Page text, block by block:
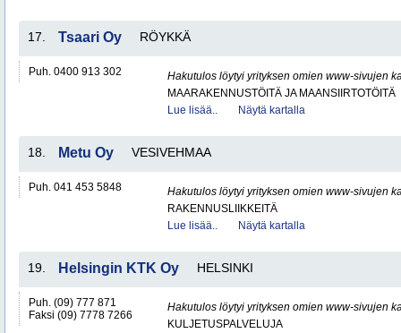
17. Tsaari Oy RÖYKKÄ
Puh. 0400 913 302
Hakutulos löytyi yrityksen omien www-sivujen
MAARAKENNUSTÖITÄ JA MAANSIIRTOTÖITÄ
Lue lisää..
Näytä kartalla
18. Metu Oy VESIVEHMAA
Puh. 041 453 5848
Hakutulos löytyi yrityksen omien www-sivujen
RAKENNUSLIIKKEITÄ
Lue lisää..
Näytä kartalla
19. Helsingin KTK Oy HELSINKI
Puh. (09) 777 871
Faksi (09) 7778 7266
Hakutulos löytyi yrityksen omien www-sivujen
KULJETUSPALVELUJA